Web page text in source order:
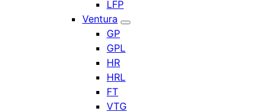
LFP
Ventura
GP
GPL
HR
HRL
FT
VTG